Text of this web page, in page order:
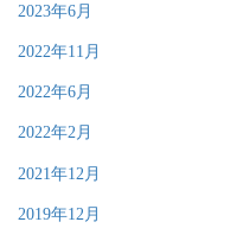
2023年6月
2022年11月
2022年6月
2022年2月
2021年12月
2019年12月